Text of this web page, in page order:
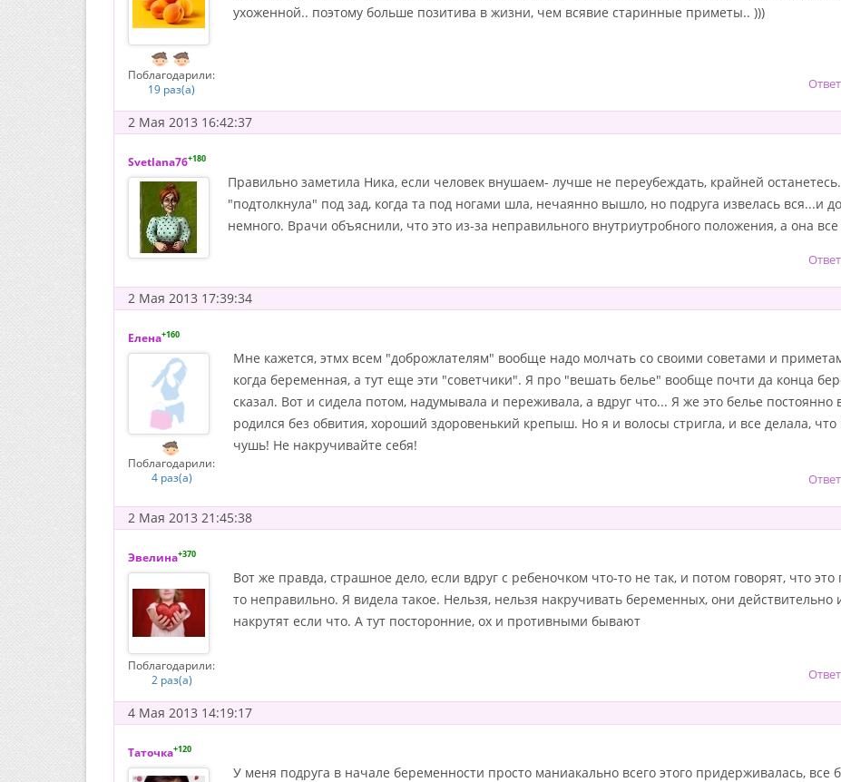
Поблагодарили:
19 раз(а)
ухоженной.. поэтому больше позитива в жизни, чем всявие старинные приметы.. )))
2 Мая 2013 16:42:37
Svetlana76+180
Правильно заметила Ника, если человек внушаем- лучше не переубеждать, крайней
"подтолкнула" под зад, когда та под ногами шла, нечаянно вышло, но подруга извелась вся...и
немного. Врачи объяснили, что это из-за неправильного внутриутробного положения, а она все
2 Мая 2013 17:39:34
Елена+160
Поблагодарили:
4 раз(а)
Мне кажется, этмх всем "доброжлателям" вообще надо молчать со своими советами и
когда беременная, а тут еще эти "советчики". Я про "вешать белье" вообще почти да конца
сказал. Вот и сидела потом, надумывала и переживала, а вдруг что... Я же это белье
родился без обвития, хороший здоровенький крепыш. Но я и волосы стригла, и все делала,
чушь! Не накручивайте себя!
2 Мая 2013 21:45:38
Эвелина+370
Поблагодарили:
2 раз(а)
Вот же правда, страшное дело, если вдруг с ребеночком что-то не так, и потом говорят, что
то неправильно. Я видела такое. Нельзя, нельзя накручивать беременных, они действительно
накрутят если что. А тут посторонние, ох и противными бывают
4 Мая 2013 14:19:17
Таточка+120
У меня подруга в начале беременности просто маниакально всего этого придерживалась, все